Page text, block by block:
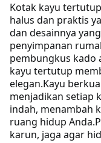
Kotak kayu
halus dan praktis
dan desainnya
penyimpanan
pembungkus kado
kayu tertutup
elegan.Kayu
menjadikan setiap
indah, menambah
ruang hidup Anda.
karun, jaga agar